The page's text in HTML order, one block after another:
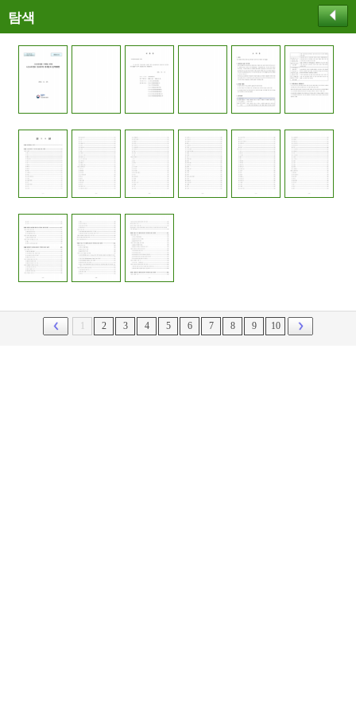
탐색
2 3 4 5 6 7 8 9 10